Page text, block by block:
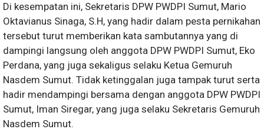
Di kesempatan ini, Sekretaris DPW PWDPI Sumut, Mario
Oktavianus Sinaga, S.H, yang hadir dalam pesta pernikahan
tersebut turut memberikan kata sambutannya yang di
dampingi langsung oleh anggota DPW PWDPI Sumut, Eko
Perdana, yang juga sekaligus selaku Ketua Gemuruh
Nasdem Sumut. Tidak ketinggalan juga tampak turut serta
hadir mendampingi bersama dengan anggota DPW PWDPI
Sumut, Iman Siregar, yang juga selaku Sekretaris Gemuruh
Nasdem Sumut.